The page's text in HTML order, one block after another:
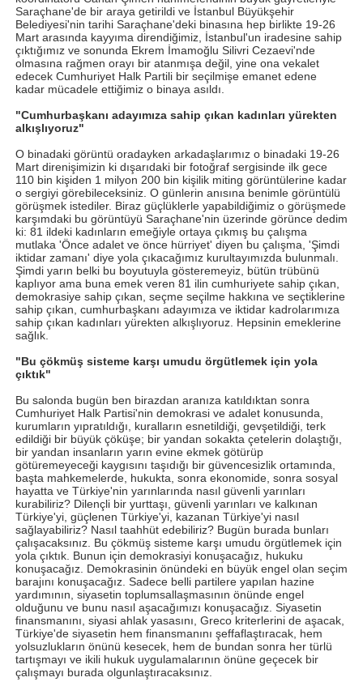
Saraçhane'de bir araya getirildi ve İstanbul Büyükşehir
Belediyesi'nin tarihi Saraçhane'deki binasına hep birlikte 19-26
Mart arasında kayyıma direndiğimiz, İstanbul'un iradesine sahip
çıktığımız ve sonunda Ekrem İmamoğlu Silivri Cezaevi'nde
olmasına rağmen orayı bir atanmışa değil, yine ona vekalet
edecek Cumhuriyet Halk Partili bir seçilmişe emanet edene
kadar mücadele ettiğimiz o binaya asıldı.
"Cumhurbaşkanı adayımıza sahip çıkan kadınları yürekten
alkışlıyoruz"
O binadaki görüntü oradayken arkadaşlarımız o binadaki 19-26
Mart direnişimizin ki dışarıdaki bir fotoğraf sergisinde ilk gece
110 bin kişiden 1 milyon 200 bin kişilik miting görüntülerine kadar
o sergiyi görebileceksiniz. O günlerin anısına benimle görüntülü
görüşmek istediler. Biraz güçlüklerle yapabildiğimiz o görüşmede
karşımdaki bu görüntüyü Saraçhane'nin üzerinde görünce dedim
ki: 81 ildeki kadınların emeğiyle ortaya çıkmış bu çalışma
mutlaka 'Önce adalet ve önce hürriyet' diyen bu çalışma, 'Şimdi
iktidar zamanı' diye yola çıkacağımız kurultayımızda bulunmalı.
Şimdi yarın belki bu boyutuyla gösteremeyiz, bütün trübünü
kaplıyor ama buna emek veren 81 ilin cumhuriyete sahip çıkan,
demokrasiye sahip çıkan, seçme seçilme hakkına ve seçtiklerine
sahip çıkan, cumhurbaşkanı adayımıza ve iktidar kadrolarımıza
sahip çıkan kadınları yürekten alkışlıyoruz. Hepsinin emeklerine
sağlık.
"Bu çökmüş sisteme karşı umudu örgütlemek için yola
çıktık"
Bu salonda bugün ben birazdan aranıza katıldıktan sonra
Cumhuriyet Halk Partisi'nin demokrasi ve adalet konusunda,
kurumların yıpratıldığı, kuralların esnetildiği, gevşetildiği, terk
edildiği bir büyük çöküşe; bir yandan sokakta çetelerin dolaştığı,
bir yandan insanların yarın evine ekmek götürüp
götüremeyeceği kaygısını taşıdığı bir güvencesizlik ortamında,
başta mahkemelerde, hukukta, sonra ekonomide, sonra sosyal
hayatta ve Türkiye'nin yarınlarında nasıl güvenli yarınları
kurabiliriz? Dilençli bir yurttaşı, güvenli yarınları ve kalkınan
Türkiye'yi, güçlenen Türkiye'yi, kazanan Türkiye'yi nasıl
sağlayabiliriz? Nasıl taahhüt edebiliriz? Bugün burada bunları
çalışacaksınız. Bu çökmüş sisteme karşı umudu örgütlemek için
yola çıktık. Bunun için demokrasiyi konuşacağız, hukuku
konuşacağız. Demokrasinin önündeki en büyük engel olan seçim
barajını konuşacağız. Sadece belli partilere yapılan hazine
yardımının, siyasetin toplumsallaşmasının önünde engel
olduğunu ve bunu nasıl aşacağımızı konuşacağız. Siyasetin
finansmanını, siyasi ahlak yasasını, Greco kriterlerini de aşacak,
Türkiye'de siyasetin hem finansmanını şeffaflaştıracak, hem
yolsuzlukların önünü kesecek, hem de bundan sonra her türlü
tartışmayı ve ikili hukuk uygulamalarının önüne geçecek bir
çalışmayı burada olgunlaştıracaksınız.